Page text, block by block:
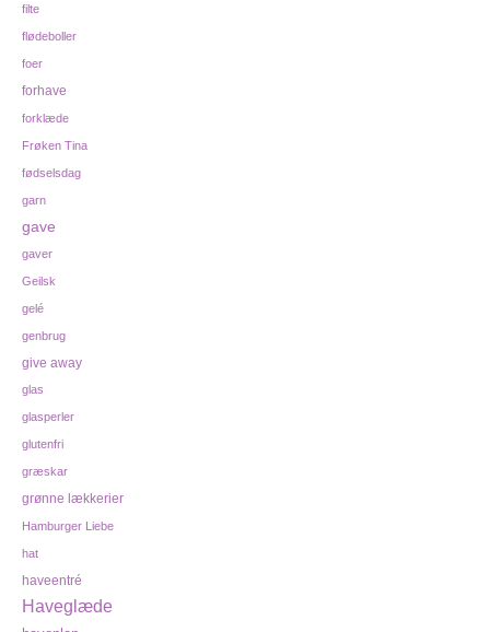
filte
flødeboller
foer
forhave
forklæde
Frøken Tina
fødselsdag
garn
gave
gaver
Geilsk
gelé
genbrug
give away
glas
glasperler
glutenfri
græskar
grønne lækkerier
Hamburger Liebe
hat
haveentré
Haveglæde